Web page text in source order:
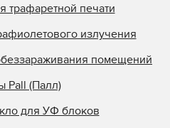
трафаретной печати
излучения
помещений
Pall (Палл)
для УФ блоков